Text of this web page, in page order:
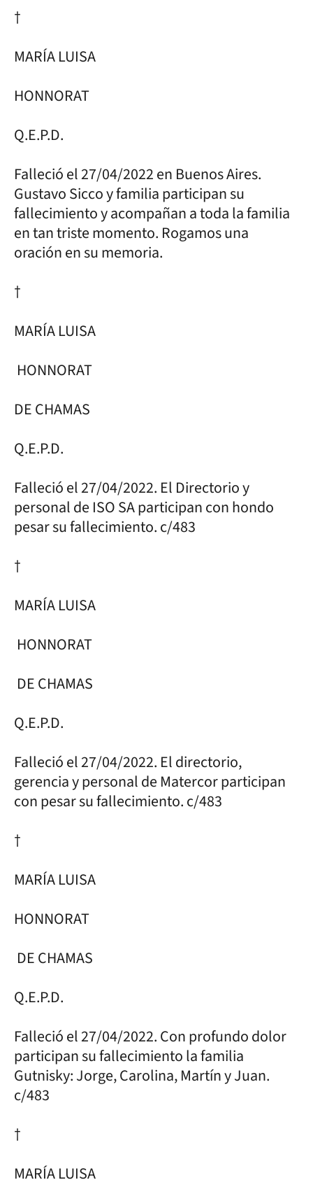
†
MARÍA LUISA
HONNORAT
Q.E.P.D.
Falleció el 27/04/2022 en Buenos Aires.
Gustavo Sicco y familia participan su
fallecimiento y acompañan a toda la familia
en tan triste momento. Rogamos una
oración en su memoria.
†
MARÍA LUISA
HONNORAT
DE CHAMAS
Q.E.P.D.
Falleció el 27/04/2022. El Directorio y
personal de ISO SA participan con hondo
pesar su fallecimiento. c/483
†
MARÍA LUISA
HONNORAT
DE CHAMAS
Q.E.P.D.
Falleció el 27/04/2022. El directorio,
gerencia y personal de Matercor participan
con pesar su fallecimiento. c/483
†
MARÍA LUISA
HONNORAT
DE CHAMAS
Q.E.P.D.
Falleció el 27/04/2022. Con profundo dolor
participan su fallecimiento la familia
Gutnisky: Jorge, Carolina, Martín y Juan.
c/483
†
MARÍA LUISA